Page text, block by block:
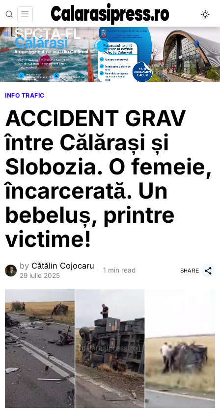
INFO TRAFIC
ACCIDENT GRAV
între Călărași și
Slobozia. O femeie,
încarcerată. Un
bebeluș, printre
victime!
by Cătălin Cojocaru
29 iulie 2025
1 min read SHARE